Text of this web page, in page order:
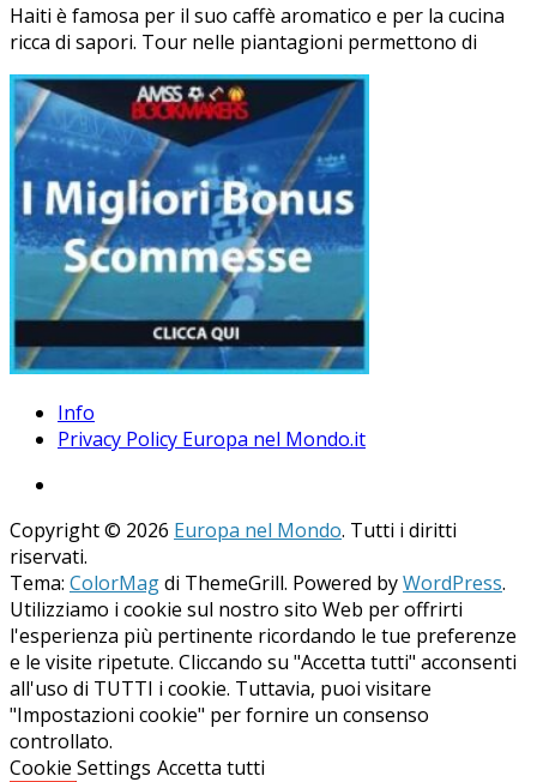
Haiti è famosa per il suo caffè aromatico e per la cucina
ricca di sapori. Tour nelle piantagioni permettono di
Info
Privacy Policy Europa nel Mondo.it
Copyright © 2026 Europa nel Mondo. Tutti i diritti
riservati.
Tema: ColorMagdi ThemeGrill. Powered byWordPress.
Utilizziamo i cookie sul nostro sito Web per offrirti
l'esperienza più pertinente ricordando le tue preferenze
e le visite ripetute. Cliccando su "Accetta tutti" acconsenti
all'uso di TUTTI i cookie. Tuttavia, puoi visitare
"Impostazioni cookie" per fornire un consenso
controllato.
Cookie Settings Accetta tutti